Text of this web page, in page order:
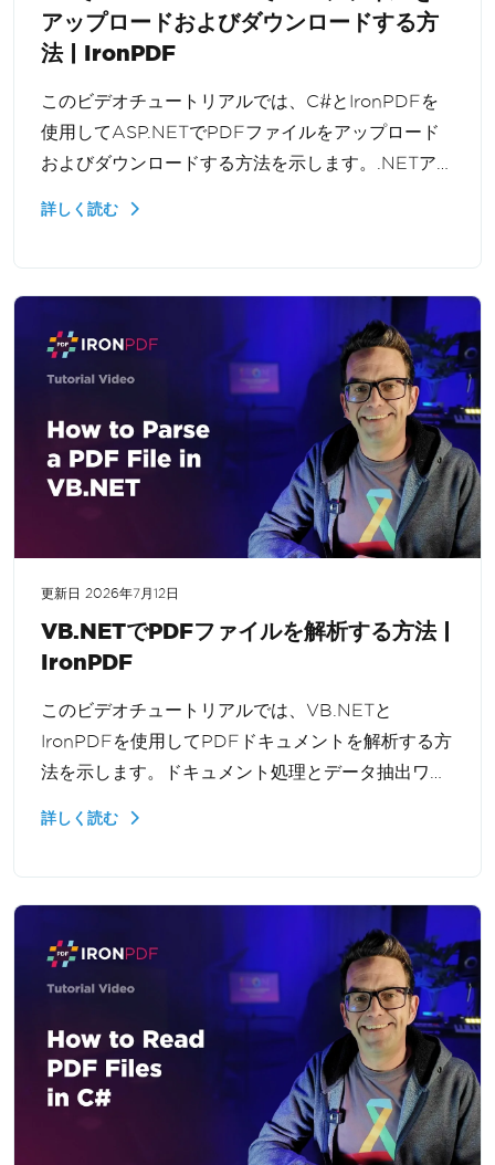
アップロードおよびダウンロードする方
法 | IronPDF
このビデオチュートリアルでは、C#とIronPDFを
使用してASP.NETでPDFファイルをアップロード
およびダウンロードする方法を示します。.NETアプ
詳しく読む
更新日 2026年7月12日
VB.NETでPDFファイルを解析する方法 |
IronPDF
このビデオチュートリアルでは、VB.NETと
IronPDFを使用してPDFドキュメントを解析する方
法を示します。ドキュメント処理とデータ抽出ワー
詳しく読む